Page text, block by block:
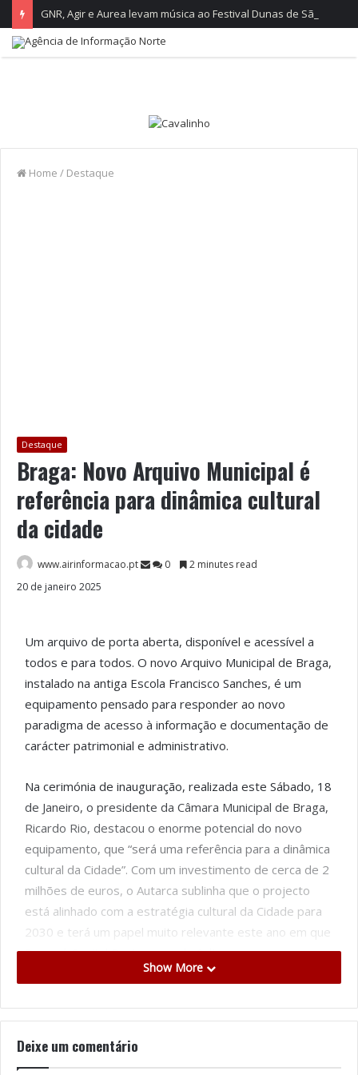
Home / Destaque
Destaque
Braga: Novo Arquivo Municipal é
referência para dinâmica cultural
da cidade
www.airinformacao.pt 0
2 minutes read
20 de janeiro 2025
Um arquivo de porta aberta, disponível e acessível a
todos e para todos. O novo Arquivo Municipal de Braga,
instalado na antiga Escola Francisco Sanches, é um
equipamento pensado para responder ao novo
paradigma de acesso à informação e documentação de
carácter patrimonial e administrativo.
Na cerimónia de inauguração, realizada este Sábado, 18
de Janeiro, o presidente da Câmara Municipal de Braga,
Ricardo Rio, destacou o enorme potencial do novo
equipamento, que “será uma referência para a dinâmica
cultural da Cidade”. Com um investimento de cerca de 2
milhões de euros, o Autarca sublinha que o projecto
está alinhado com a estratégia cultural da Cidade para
2030 e terá um papel muito relevante este ano em que
Braga é Capital Portuguesa da Cultura.
valioso acervo do Arquivo Municipal. Paralelamente,
Show More
Deixe um comentário